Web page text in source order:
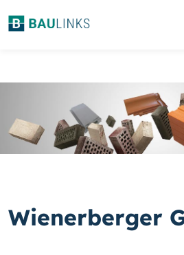
Wienerberger